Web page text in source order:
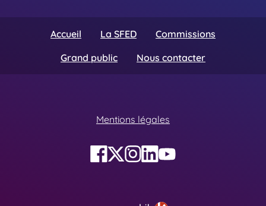
Accueil La SFED
Commissions
Grand public
Nous contacter
Mentions légales